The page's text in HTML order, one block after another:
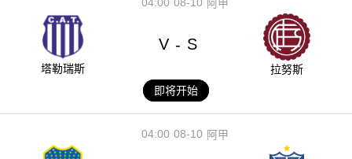
阿甲
塔勒瑞斯
V - S
拉努斯
即将开始
08-10
04:00 阿甲